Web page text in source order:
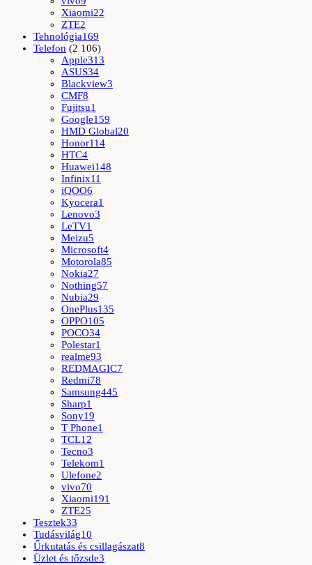
Xiaomi22
ZTE2
Tehnológia169
Telefon (2 106)
Apple313
ASUS34
Blackview3
CMF8
Fujitsu1
Google159
HMD Global20
Honor114
HTC4
Huawei148
Infinix11
iQOO6
Kyocera1
Lenovo3
LeTV1
Meizu5
Microsoft4
Motorola85
Nokia27
Nothing57
Nubia29
OnePlus135
OPPO105
POCO34
Polestar1
realme93
REDMAGIC7
Redmi78
Samsung445
Sharp1
Sony19
T Phone1
TCL12
Tecno3
Telekom1
Ulefone2
vivo70
Xiaomi191
ZTE25
Tesztek33
Tudásvilág10
Űrkutatás és csillagászat8
Üzlet és tőzsde3